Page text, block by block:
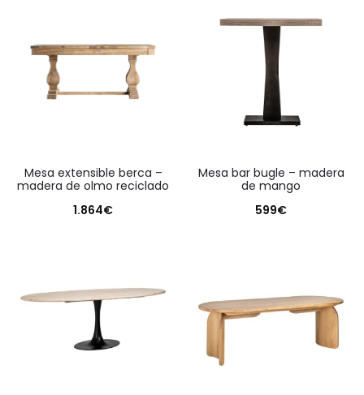
mesa extensible berca –
madera de olmo reciclado
1.864€
mesa bar bugle – madera
de mango
599€